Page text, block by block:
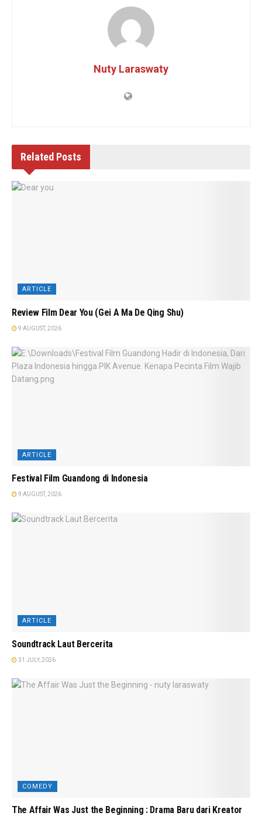
Nuty Laraswaty
Related Posts
ARTICLE
Review Film Dear You (Gei A Ma De Qing Shu)
9 AUGUST, 2026
ARTICLE
Festival Film Guandong di Indonesia
9 AUGUST, 2026
ARTICLE
Soundtrack Laut Bercerita
31 JULY, 2026
COMEDY
The Affair Was Just the Beginning : Drama Baru dari Kreator